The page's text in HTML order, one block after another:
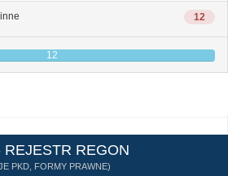
12
12
REJESTR REGON
PKD, FORMY PRAWNE)